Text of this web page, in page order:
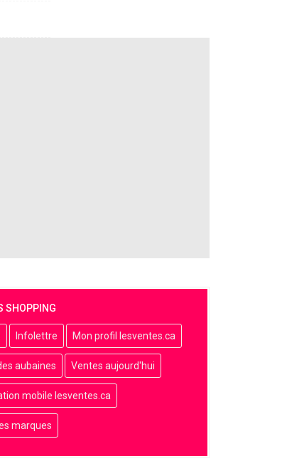
SHOPPING
Infolettre Mon profil lesventes.ca
aubaines Ventes aujourd'hui
mobile lesventes.ca
marques